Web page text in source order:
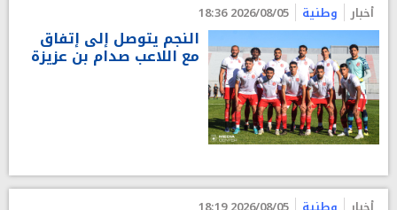
أخبار وطنية 2026/08/05 18:36
النجم يتوصل إلى إتفاق
مع اللاعب صدام بن عزيزة